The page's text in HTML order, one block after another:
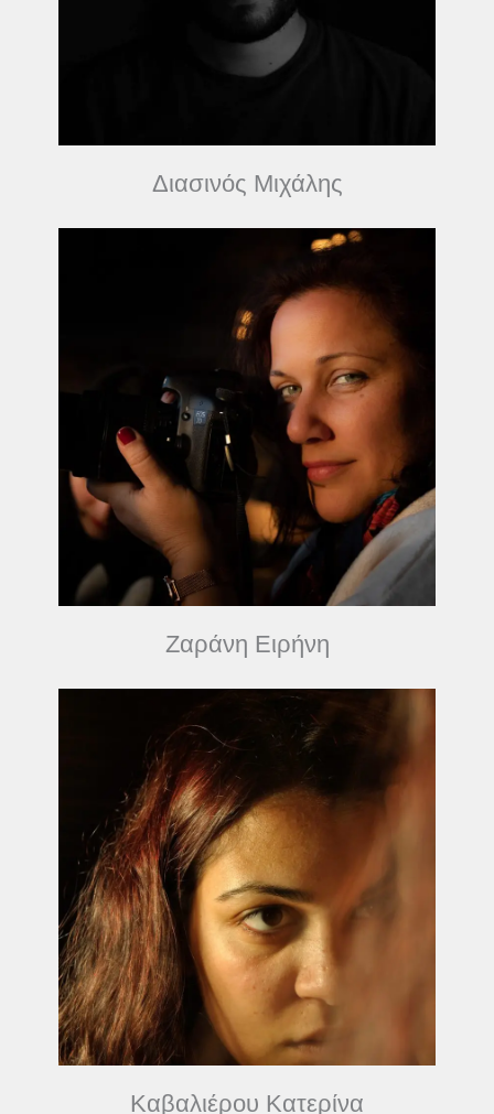
Διασινός Μιχάλης
Ζαράνη Ειρήνη
Καβαλιέρου Κατερίνα